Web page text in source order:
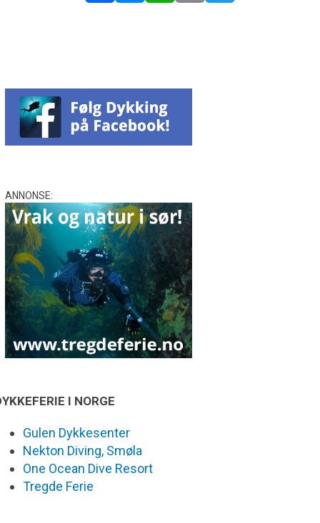
ANNONSE:
I NORGE
Gulen Dykkesenter
Nekton Diving, Smøla
One Ocean Dive Resort
Tregde Ferie